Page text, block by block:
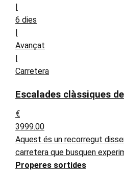
6 dies
Avançat
Carretera
Escalades clàssiques
€
3999.00
Aquest és un recorregut
carretera que busquen
Properes sortides